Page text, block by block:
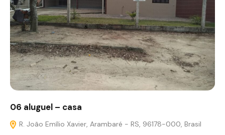
06 aluguel – casa
R. João Emílio Xavier, Arambaré - RS, 96178-000, Brasil